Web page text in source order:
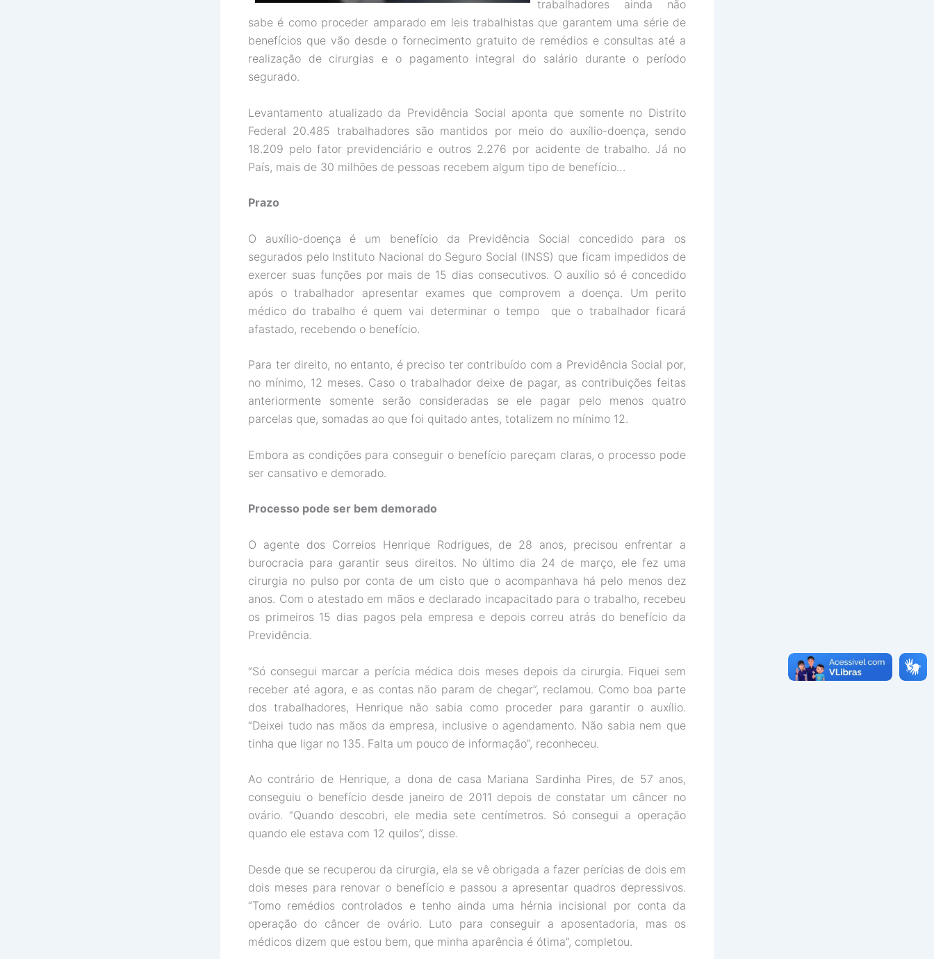
trabalhadores ainda não
sabe é como proceder amparado em leis trabalhistas que garantem uma série de
benefícios que vão desde o fornecimento gratuito de remédios e consultas até a
realização de cirurgias e o pagamento integral do salário durante o período
segurado.
Levantamento atualizado da Previdência Social aponta que somente no Distrito
Federal 20.485 trabalhadores são mantidos por meio do auxílio-doença, sendo
18.209 pelo fator previdenciário e outros 2.276 por acidente de trabalho. Já no
País, mais de 30 milhões de pessoas recebem algum tipo de benefício…
Prazo
O auxílio-doença é um benefício da Previdência Social concedido para os
segurados pelo Instituto Nacional do Seguro Social (INSS) que ficam impedidos de
exercer suas funções por mais de 15 dias consecutivos. O auxílio só é concedido
após o trabalhador apresentar exames que comprovem a doença. Um perito
médico do trabalho é quem vai determinar o tempo que o trabalhador ficará
afastado, recebendo o benefício.
Para ter direito, no entanto, é preciso ter contribuído com a Previdência Social por,
no mínimo, 12 meses. Caso o trabalhador deixe de pagar, as contribuições feitas
anteriormente somente serão consideradas se ele pagar pelo menos quatro
parcelas que, somadas ao que foi quitado antes, totalizem no mínimo 12.
Embora as condições para conseguir o benefício pareçam claras, o processo pode
ser cansativo e demorado.
Processo pode ser bem demorado
O agente dos Correios Henrique Rodrigues, de 28 anos, precisou enfrentar a
burocracia para garantir seus direitos. No último dia 24 de março, ele fez uma
cirurgia no pulso por conta de um cisto que o acompanhava há pelo menos dez
anos. Com o atestado em mãos e declarado incapacitado para o trabalho, recebeu
os primeiros 15 dias pagos pela empresa e depois correu atrás do benefício da
Previdência.
“Só consegui marcar a perícia médica dois meses depois da cirurgia. Fiquei sem
receber até agora, e as contas não param de chegar”, reclamou. Como boa parte
dos trabalhadores, Henrique não sabia como proceder para garantir o auxílio.
“Deixei tudo nas mãos da empresa, inclusive o agendamento. Não sabia nem que
tinha que ligar no 135. Falta um pouco de informação”, reconheceu.
Ao contrário de Henrique, a dona de casa Mariana Sardinha Pires, de 57 anos,
conseguiu o benefício desde janeiro de 2011 depois de constatar um câncer no
ovário. “Quando descobri, ele media sete centímetros. Só consegui a operação
quando ele estava com 12 quilos”, disse.
Desde que se recuperou da cirurgia, ela se vê obrigada a fazer perícias de dois em
dois meses para renovar o benefício e passou a apresentar quadros depressivos.
“Tomo remédios controlados e tenho ainda uma hérnia incisional por conta da
operação do câncer de ovário. Luto para conseguir a aposentadoria, mas os
médicos dizem que estou bem, que minha aparência é ótima”, completou.